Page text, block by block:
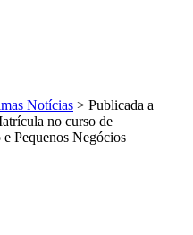
Notícias > Publicada a
no curso de
Pequenos Negócios